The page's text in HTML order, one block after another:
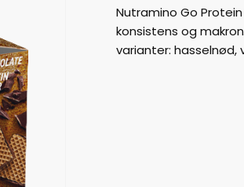
Nutramino Go
konsistens og
varianter: hasselnød,